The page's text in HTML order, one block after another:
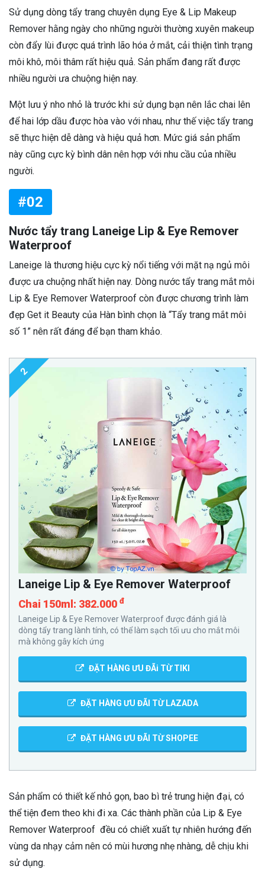
Sử dụng dòng tẩy trang chuyên dụng Eye & Lip Makeup
Remover hằng ngày cho những người thường xuyên makeup
còn đẩy lùi được quá trình lão hóa ở mắt, cải thiện tình trạng
môi khô, môi thâm rất hiệu quả. Sản phẩm đang rất được
nhiều người ưa chuộng hiện nay.
Một lưu ý nho nhỏ là trước khi sử dụng bạn nên lắc chai lên
để hai lớp dầu được hòa vào với nhau, như thế việc tẩy trang
sẽ thực hiện dễ dàng và hiệu quả hơn. Mức giá sản phẩm
này cũng cực kỳ bình dân nên hợp với nhu cầu của nhiều
người.
#02
Nước tẩy trang Laneige Lip & Eye Remover
Waterproof
Laneige là thương hiệu cực kỳ nổi tiếng với mặt nạ ngủ môi
được ưa chuộng nhất hiện nay. Dòng nước tẩy trang mắt môi
Lip & Eye Remover Waterproof còn được chương trình làm
đẹp Get it Beauty của Hàn bình chọn là “Tẩy trang mắt môi
số 1” nên rất đáng để bạn tham khảo.
2
Laneige Lip & Eye Remover Waterproof
Chai 150ml: 382.000 đ
Laneige Lip & Eye Remover Waterproof được đánh giá là
dòng tẩy trang lành tính, có thể làm sạch tối ưu cho mắt môi
mà không gây kích ứng
ĐẶT HÀNG ƯU ĐÃi TỪ TIKI
ĐẶT HÀNG ƯU ĐÃI TỪ LAZADA
ĐẶT HÀNG ƯU ĐÃI TỪ SHOPEE
Sản phẩm có thiết kế nhỏ gọn, bao bì trẻ trung hiện đại, có
thể tiện đem theo khi đi xa. Các thành phần của Lip & Eye
Remover Waterproof đều có chiết xuất tự nhiên hướng đến
vùng da nhạy cảm nên có mùi hương nhẹ nhàng, dễ chịu khi
sử dụng.